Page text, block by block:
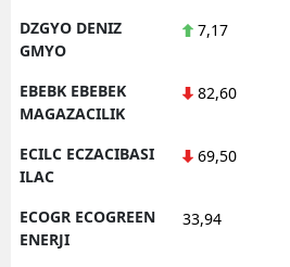
DZGYO DENIZ
GMYO
7,17
EBEBK EBEBEK
MAGAZACILIK
82,60
ECILC ECZACIBASI
ILAC
69,50
ECOGR ECOGREEN
ENERJI
33,94